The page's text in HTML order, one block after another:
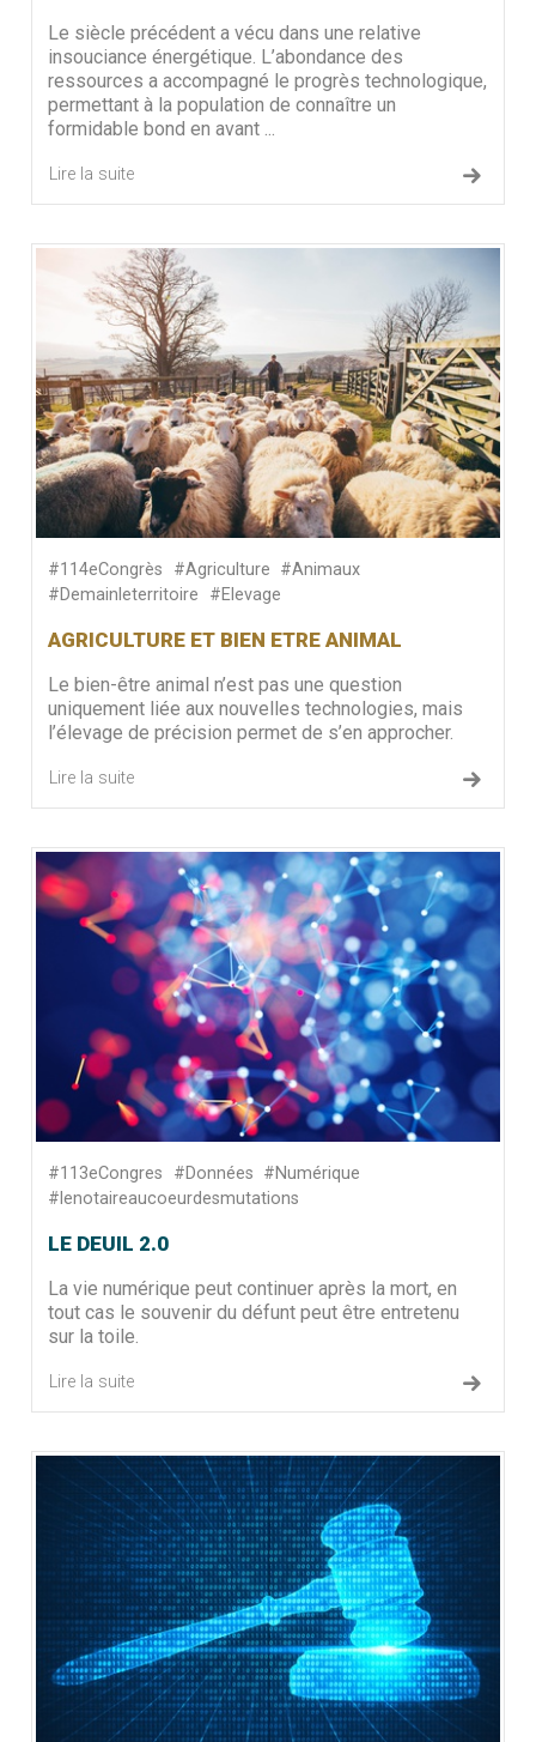
Le siècle précédent a vécu dans une relative
insouciance énergétique. L’abondance des
ressources a accompagné le progrès technologique,
permettant à la population de connaître un
formidable bond en avant ...
Lire la suite
#114eCongrès #Agriculture #Animaux
#Demainleterritoire
#Elevage
AGRICULTURE ET BIEN ETRE ANIMAL
Le bien-être animal n’est pas une question
uniquement liée aux nouvelles technologies, mais
l’élevage de précision permet de s’en approcher.
Lire la suite
#113eCongres #Données #Numérique
#lenotaireaucoeurdesmutations
LE DEUIL 2.0
La vie numérique peut continuer après la mort, en
tout cas le souvenir du défunt peut être entretenu
sur la toile.
Lire la suite